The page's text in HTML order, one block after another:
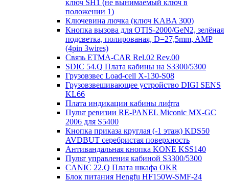
ключ SH1 (не вынимаемый ключ в
положении 1)
Ключевина лючка (ключ KABA 300)
Кнопка вызова для OTIS-2000/GeN2, зелёная
подсветка, полированая, D=27,5mm, AMP
(4pin 3wires)
Связь ETMA-CAR Rel.02 Rev.00
SDIC 54.Q Плата кабины на S3300/5300
Грузовзвес Load-cell X-130-S08
Грузовзвешивающее устройство DIGI SENS
KL66
Плата индикации кабины лифта
Пульт ревизии RE-PANEL Miconic MX-GC
2006 для S5400
Кнопка приказа круглая (-1 этаж) KDS50
AVDBUT серебристая поверхность
Антивандальная кнопка KONE KSS140
Пульт управления кабиной S3300/5300
CANIC 22.Q Плата шкафа OKR
Блок питания Hengfu HF150W-SMF-24